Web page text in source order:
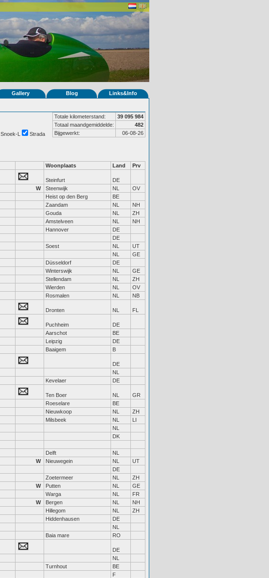
Gallery Blog Links&Info
Totale kilometerstand:
39 095 984
Totaal maandgemiddelde:
482
Bijgewerkt:
06-08-26
Snoek-L Strada
Woonplaats Land Prv
Steinfurt
DE
W Steenwijk NL
OV
Heist op den Berg
BE
Zaandam NL
NH
Gouda NL
ZH
Amstelveen NL
NH
Hannover
DE
DE
Soest NL
UT
NL
GE
Düsseldorf
DE
Winterswijk NL
GE
Stellendam NL
ZH
Wierden NL
OV
Rosmalen NL NB
Dronten NL FL
Puchheim
DE
Aarschot
BE
Leipzig
DE
Baaigem B
DE
NL
Kevelaer DE
Ten Boer NL
GR
Roeselare
BE
Nieuwkoop NL
ZH
Milsbeek NL
LI
NL
DK
Delft
NL
W Nieuwegein NL
UT
DE
Zoetermeer NL
ZH
W Putten NL
GE
Warga NL
FR
W Bergen NL
NH
Hillegom NL
ZH
Hiddenhausen
DE
NL
Baia mare RO
DE
NL
Turnhout
BE
F